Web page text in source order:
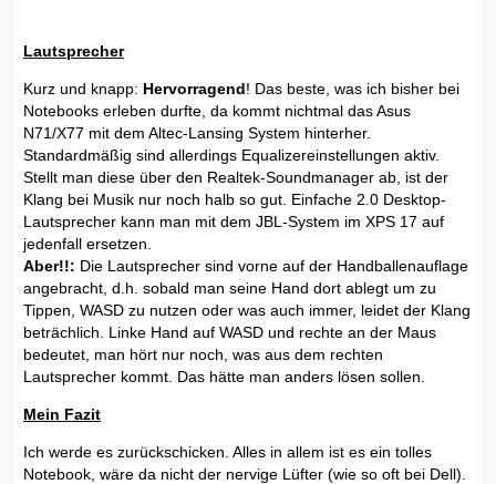
Lautsprecher
Kurz und knapp: Hervorragend! Das beste, was ich bisher bei
Notebooks erleben durfte, da kommt nichtmal das Asus
N71/X77 mit dem Altec-Lansing System hinterher.
Standardmäßig sind allerdings Equalizereinstellungen aktiv.
Stellt man diese über den Realtek-Soundmanager ab, ist der
Klang bei Musik nur noch halb so gut. Einfache 2.0 Desktop-
Lautsprecher kann man mit dem JBL-System im XPS 17 auf
jedenfall ersetzen.
Aber!!: Die Lautsprecher sind vorne auf der Handballenauflage
angebracht, d.h. sobald man seine Hand dort ablegt um zu
Tippen, WASD zu nutzen oder was auch immer, leidet der Klang
beträchlich. Linke Hand auf WASD und rechte an der Maus
bedeutet, man hört nur noch, was aus dem rechten
Lautsprecher kommt. Das hätte man anders lösen sollen.
Mein Fazit
Ich werde es zurückschicken. Alles in allem ist es ein tolles
Notebook, wäre da nicht der nervige Lüfter (wie so oft bei Dell).